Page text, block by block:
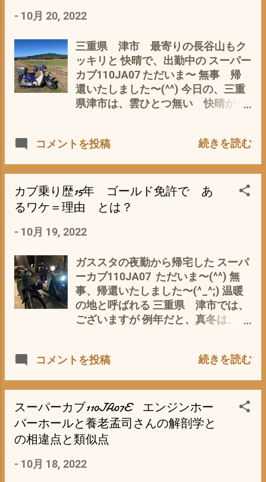
に、参加するそうで、 で、 私 「こ
ね」 って、言ったら、 オーナー曰く
「イヤイヤ、こんなの初心者クラス
ですね〜」 「もっと、スゴイ人が
たくさんいますから」 「フレームや
スイングアームまで切る人もいます
の濃い お話を やっぱ、 マニアは、
(^_^;) ところで、 我が家のシャリー
は、 というと？ 丸山モータスで シ
ャリー検品中の息子 画像参照 ウチの
息子（中2）がホンダ・シャリーの
レストアに挑戦中(^_^;) - 2月 20,
未だ、放置状態(*´ω｀*) このままじ
ゃ〜 さすがに、腐る＝サビる 見かね
て、 私が、レストアしようかとも で
も〜 シャリーって イマイチ ノル気
に ならないのよね〜 50ダシ シャ
り用の スーパーカブ110JA07 を、
と・・・・・・・ 私も、 やっぱ、
立派なカブマニアなのかも？ (*´ω｀
*)
- 10月 20, 2022
三重県 津市 最寄りの長谷山もク
ッキリと 快晴で、出勤中の スーパー
カブ110JA07 ただいま〜 無事 帰
還いたしました〜(^^) 今日の、三重
県津市は、雲ひとつ無い 快晴が1
で、 今は、 純米 紀の瀧で、 まっ
ここ、何日間か？ バイク日和が続い
てます(^o^) が、 昼間は、良いが 夜
は、めっきり寒くなり、 チョッと、
ー＋ハンドルウォーマーの 有り難さ
は、ならないのが、 風防＝キャノピ
ー 以前は、 カブに 風防って、 ジ
ジ〜 くさくって、 だせ〜 って 思
っていました(^_^;) が これが、また
付けると、外せない＝病みつきに(*
リーン を、スポーティーに(^_^;) そ
ーパーカブ110に フルスクリーンの
タイプを着装 スーパーカブ110JA07
プロには、 タイカブ用の フルスクリ
ーン コレは、南国タイの風防らし
く、 上と下がスカスカ で、 風通し
が良い分 日本の冬には、 サブ〜い
コメントを投稿 続きを読む
カブ乗り歴15年 ゴールド免許で あ
るワケ＝理由 とは？
- 10月 19, 2022
ガススタの夜勤から帰宅した スーパ
ーカブ110JA07 ただいま〜(^^) 無
事、帰還いたしました〜(^_^;) 温暖
の地と呼ばれる 三重県 津市では、
ございますが 例年だと、真冬は、 年
(*´ω｀*) が、しかし〜 グリップヒー
トは、 最強デス(^o^) 素手でハンド
ルを握っていても、 全然 寒くない
こたつに 手を入れているような ホ
カホカ感(^o^) さらに、 LEDヘッドラ
イトで、 夜のバイパスを かっ飛ばし
ても 安心(^^) 今は、 ワイルドター
コメントを投稿 続きを読む
スーパーカブ110JA07E エンジンホー
バーホールと養老孟司さんの解剖学と
の相違点と類似点
- 10月 18, 2022